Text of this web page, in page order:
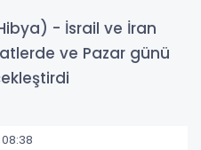
- İsrail ve İran
ve Pazar günü